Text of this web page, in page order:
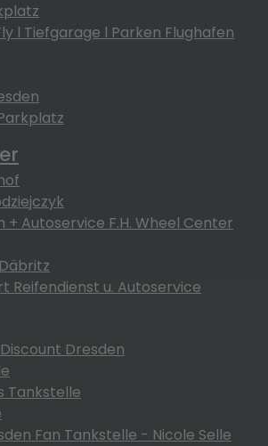
l Tiefgarage l Parken Flughafen
+ Autoservice F.H. Wheel Center
Reifendienst u. Autoservice
Dresden
Tankstelle
Fan Tankstelle - Nicole Selle